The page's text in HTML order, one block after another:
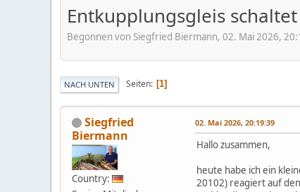
Entkupplungsgleis schaltet
Begonnen von Siegfried Biermann, 02. Mai 2026,
NACH UNTEN Seiten 1
Siegfried
Biermann
Country:
02. Mai 2026, 20:19:39
Hallo zusammen,
heute habe ich ein
20102) reagiert auf